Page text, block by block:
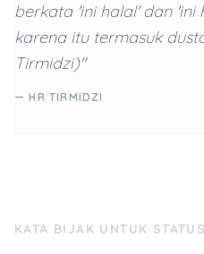
berkata 'ini halal' dan 'ini
karena itu termasuk
Tirmidzi)"
— HR TIRMIDZI
KATA BIJAK UNTUK STATUS